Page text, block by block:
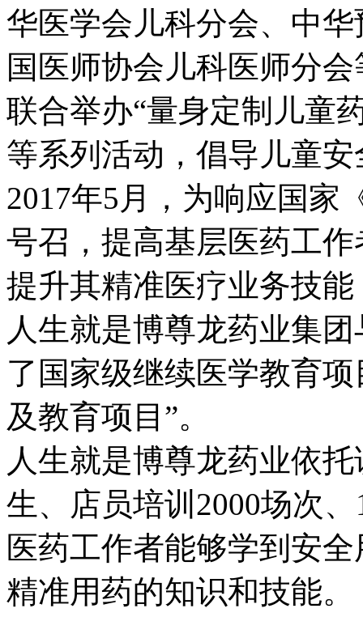
华医学会儿科分会、中
国医师协会儿科医师分
联合举办“量身定制儿童
等系列活动，倡导儿童
2017年5月，为响应国
号召，提高基层医药工
提升其精准医疗业务技能
人生就是博尊龙药业集
了国家级继续医学教育
及教育项目”。
人生就是博尊龙药业依托
生、店员培训2000场次
医药工作者能够学到安全用
精准用药的知识和技能。